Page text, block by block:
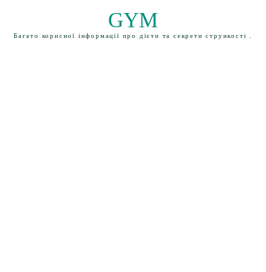
GYM
Багато корисної інформації про дієти та секрети стрункості .